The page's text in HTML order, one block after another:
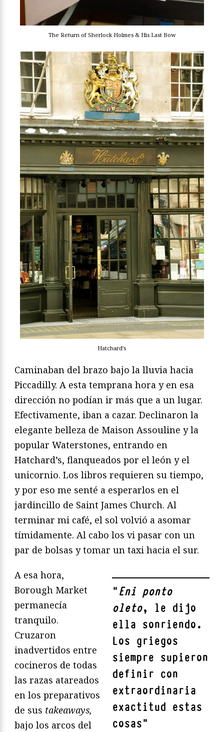
The Return of Sherlock Holmes & His Last Bow
Hatchard’s
Caminaban del brazo bajo la lluvia hacia
Piccadilly. A esta temprana hora y en esa
dirección no podían ir más que a un lugar.
Efectivamente, iban a cazar. Declinaron la
elegante belleza de Maison Assouline y la
popular Waterstones, entrando en
Hatchard’s, flanqueados por el león y el
unicornio. Los libros requieren su tiempo,
y por eso me senté a esperarlos en el
jardincillo de Saint James Church. Al
terminar mi café, el sol volvió a asomar
tímidamente. Al cabo los vi pasar con un
par de bolsas y tomar un taxi hacia el sur.
"Eni ponto
oleto, le dijo
ella sonriendo.
Los griegos
siempre supieron
definir con
extraordinaria
exactitud estas
cosas"
A esa hora,
Borough Market
permanecía
tranquilo.
Cruzaron
inadvertidos entre
cocineros de todas
las razas atareados
en los preparativos
de sus takeaways,
bajo los arcos del